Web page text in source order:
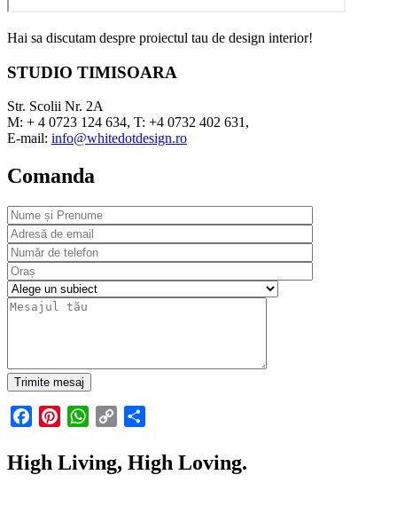
Hai sa discutam despre proiectul tau de design interior!
STUDIO TIMISOARA
Str. Scolii Nr. 2A
M: + 4 0723 124 634, T: +4 0732 402 631,
E-mail: info@whitedotdesign.ro
Comanda
FacebookPinterestWhatsApp
Copy
High Living, High Loving.